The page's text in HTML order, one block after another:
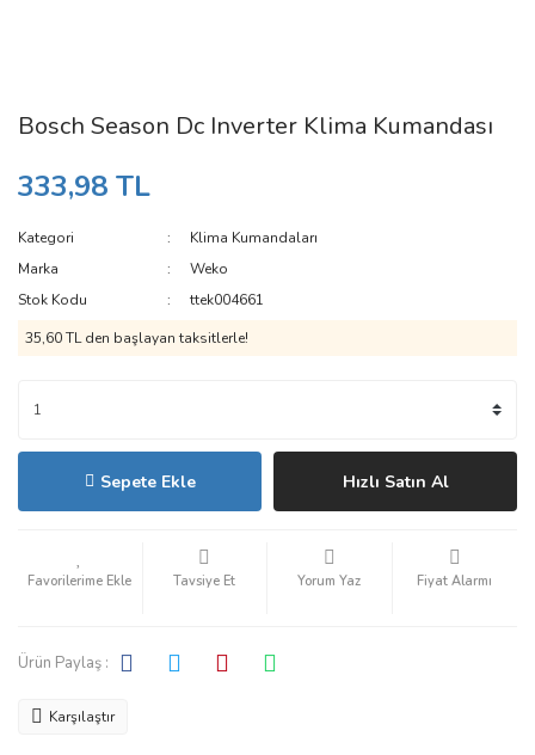
Bosch Season Dc Inverter Klima Kumandası
333,98 TL
Kategori
Klima Kumandaları
Marka
Weko
Stok Kodu
ttek004661
35,60 TL den başlayan taksitlerle!
Sepete Ekle Hızlı Satın Al
Tavsiye Et Yorum Yaz Fiyat Alarmı
Ürün Paylaş :
Karşılaştır